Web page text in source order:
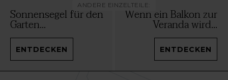
ANDERE EINZELTEILE:
Sonnensegel für den
Garten...
ENTDECKEN
Wenn ein Balkon zur
Veranda wird...
ENTDECKEN